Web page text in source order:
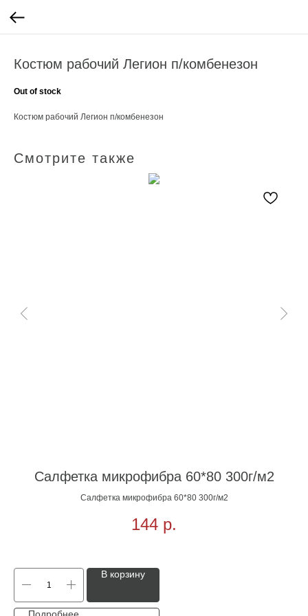
Костюм рабочий Легион п/комбенезон
Out of stock
Костюм рабочий Легион п/комбенезон
Смотрите также
Салфетка микрофибра 60*80 300г/м2
Салфетка микрофибра 60*80 300г/м2
144 р.
В корзину
Подробнее